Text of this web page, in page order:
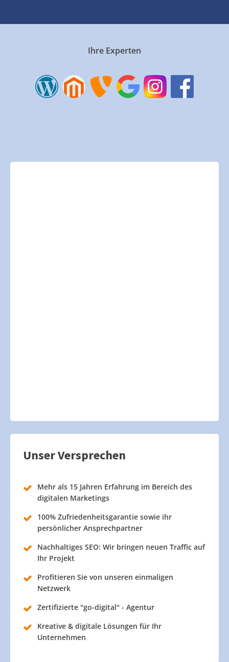
Ihre Experten
Unser Versprechen
Mehr als 15 Jahren Erfahrung im Bereich des
digitalen Marketings
100% Zufriedenheitsgarantie sowie ihr
persönlicher Ansprechpartner
Nachhaltiges SEO: Wir bringen neuen Traffic auf
Ihr Projekt
Profitieren Sie von unseren einmaligen
Netzwerk
Zertifizierte "go-digital" - Agentur
Kreative & digitale Lösungen für Ihr
Unternehmen